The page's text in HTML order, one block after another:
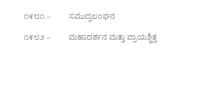
೧೯೮೧ – ಸಮುದ್ರಲಂಘನ
೧೯೮೨ – ಮಹಾದರ್ಶನ ಮತ್ತು ಪ್ರಾಯಶ್ಚಿತ್ತ